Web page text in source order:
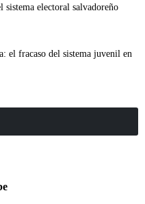
sistema electoral salvadoreño
el fracaso del sistema juvenil en